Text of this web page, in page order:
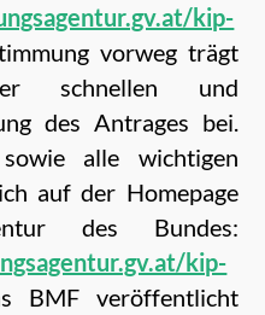
kip-
vorweg trägt
schnellen und
des Antrages bei.
alle wichtigen
auf der Homepage
des Bundes:
kip-
BMF veröffentlicht